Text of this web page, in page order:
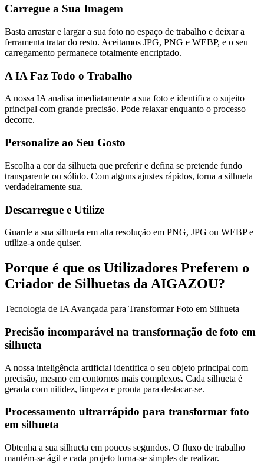
Carregue a Sua Imagem
Basta arrastar e largar a sua foto no espaço de trabalho e deixar a
ferramenta tratar do resto. Aceitamos JPG, PNG e WEBP, e o seu
carregamento permanece totalmente encriptado.
A IA Faz Todo o Trabalho
A nossa IA analisa imediatamente a sua foto e identifica o sujeito
principal com grande precisão. Pode relaxar enquanto o processo
decorre.
Personalize ao Seu Gosto
Escolha a cor da silhueta que preferir e defina se pretende fundo
transparente ou sólido. Com alguns ajustes rápidos, torna a silhueta
verdadeiramente sua.
Descarregue e Utilize
Guarde a sua silhueta em alta resolução em PNG, JPG ou WEBP e
utilize-a onde quiser.
Porque é que os Utilizadores Preferem o
Criador de Silhuetas da AIGAZOU?
Tecnologia de IA Avançada para Transformar Foto em Silhueta
Precisão incomparável na transformação de foto em
silhueta
A nossa inteligência artificial identifica o seu objeto principal com
precisão, mesmo em contornos mais complexos. Cada silhueta é
gerada com nitidez, limpeza e pronta para destacar-se.
Processamento ultrarrápido para transformar foto
em silhueta
Obtenha a sua silhueta em poucos segundos. O fluxo de trabalho
mantém-se ágil e cada projeto torna-se simples de realizar.